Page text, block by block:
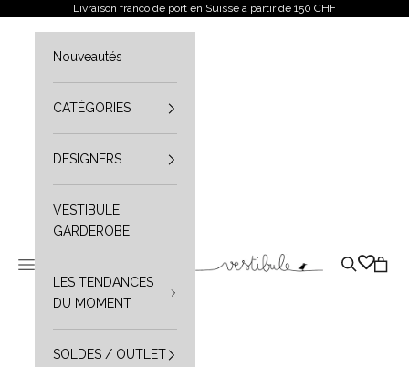
Aller au contenuLivraison franco de port en Suisse à partir de 150 CHF
Vestibule
Ouvrir le menu de navigation Ouvrir la
Nouveautés
CATÉGORIES
DESIGNERS
VESTIBULE
GARDEROBE
LES TENDANCES
DU MOMENT
SOLDES / OUTLET